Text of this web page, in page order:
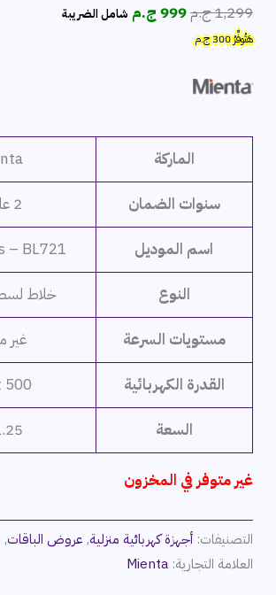
1,299ج.مالسعر
999ج.م السعر
شامل الضريبة
هَتُوفِّرُ300ج.م
الماركة
سنوات الضمان 2 عامان
اسم الموديل – BL721
النوع خلاط
مستويات السرعة غير
القدرة الكهربائية 500 Watt
السعة 1.25
غير متوفر في المخزون
التصنيفات:أجهزة كهربائية منزلية,عروض الباقات,
العلامة التجارية:Mienta